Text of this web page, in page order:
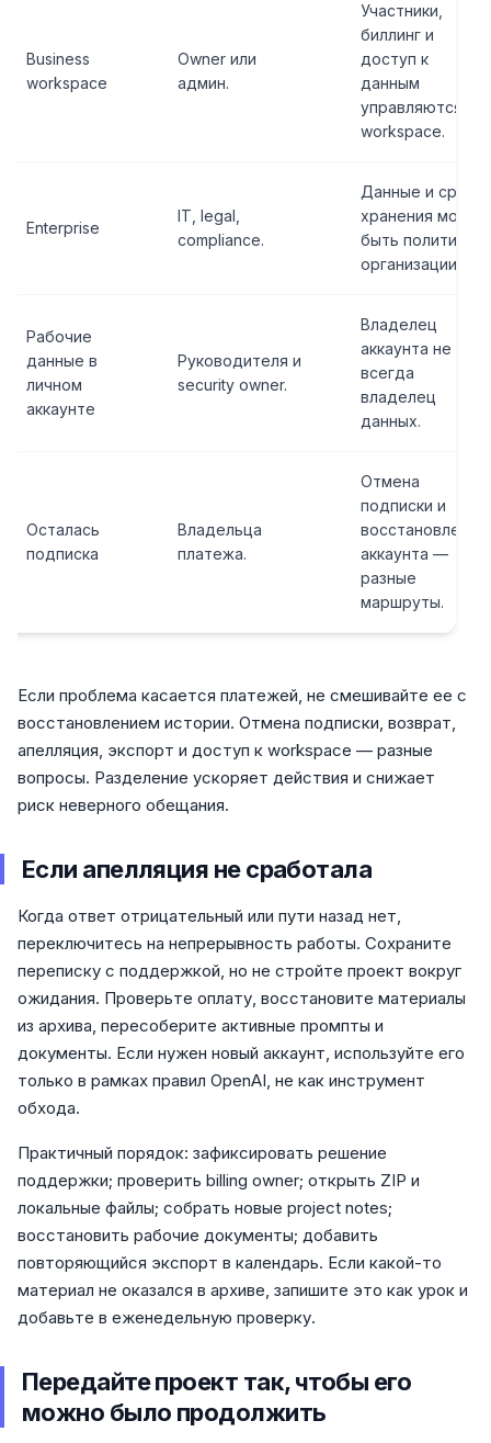
Business
workspace
Owner или
админ.
Участники,
биллинг и
доступ к
данным
управляются
workspace.
Enterprise
IT, legal,
compliance.
Данные и сроки
хранения могут
быть политикой
организации.
Рабочие
данные в
личном
аккаунте
Руководителя и
security owner.
Владелец
аккаунта не
всегда
владелец
данных.
Осталась
подписка
Владельца
платежа.
Отмена
подписки и
восстановление
аккаунта —
разные
маршруты.
Если проблема касается платежей, не смешивайте ее с
восстановлением истории. Отмена подписки, возврат,
апелляция, экспорт и доступ к workspace — разные
вопросы. Разделение ускоряет действия и снижает
риск неверного обещания.
Если апелляция не сработала
Когда ответ отрицательный или пути назад нет,
переключитесь на непрерывность работы. Сохраните
переписку с поддержкой, но не стройте проект вокруг
ожидания. Проверьте оплату, восстановите материалы
из архива, пересоберите активные промпты и
документы. Если нужен новый аккаунт, используйте его
только в рамках правил OpenAI, не как инструмент
обхода.
Практичный порядок: зафиксировать решение
поддержки; проверить billing owner; открыть ZIP и
локальные файлы; собрать новые project notes;
восстановить рабочие документы; добавить
повторяющийся экспорт в календарь. Если какой-то
материал не оказался в архиве, запишите это как урок и
добавьте в еженедельную проверку.
Передайте проект так, чтобы его
можно было продолжить